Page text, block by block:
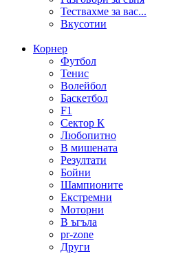
Тествахме за вас...
Вкусотии
Корнер
Футбол
Тенис
Волейбол
Баскетбол
F1
Сектор К
Любопитно
В мишената
Резултати
Бойни
Шампионите
Екстремни
Моторни
В ъгъла
pr-zone
Други